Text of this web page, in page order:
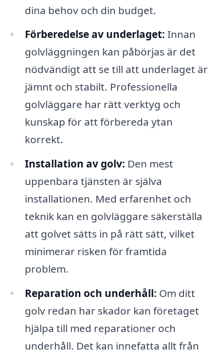
dina behov och din budget.
Förberedelse av underlaget: Innan
golvläggningen kan påbörjas är det
nödvändigt att se till att underlaget är
jämnt och stabilt. Professionella
golvläggare har rätt verktyg och
kunskap för att förbereda ytan
korrekt.
Installation av golv: Den mest
uppenbara tjänsten är själva
installationen. Med erfarenhet och
teknik kan en golvläggare säkerställa
att golvet sätts in på rätt sätt, vilket
minimerar risken för framtida
problem.
Reparation och underhåll: Om ditt
golv redan har skador kan företaget
hjälpa till med reparationer och
underhåll. Det kan innefatta allt från